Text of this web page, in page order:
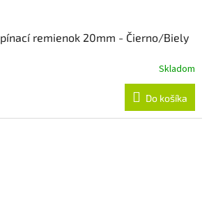
remienok 20mm - Čierno/Biely
Skladom
Do košíka